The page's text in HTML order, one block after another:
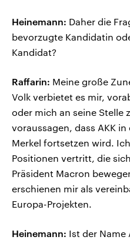
Heinemann: Daher die
bevorzugte Kandidatin
Kandidat?
Raffarin: Meine große
Volk verbietet es mir,
oder mich an seine Stelle
voraussagen, dass AKK
Merkel fortsetzen wird.
Positionen vertritt, die
Präsident Macron
erschienen mir als
Europa-Projekten.
Heinemann: Ist der Name